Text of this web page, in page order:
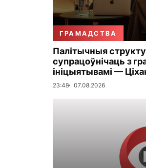
ГРАМАДСТВА
Палітычныя
супрацоўнічаць з
ініцыятывамі —
23:48 07.08.2026